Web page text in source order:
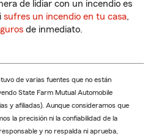
de lidiar con un incendio es
sufres un incendio en tu casa,
de inmediato.
de varias fuentes que no están
State Farm Mutual Automobile
y afiliadas). Aunque consideramos que
la precisión ni la confiabilidad de la
y no respalda ni aprueba,